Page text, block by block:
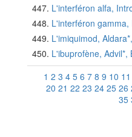
L'interféron alfa,
L'interféron gamma,
L'imiquimod, Aldara*,
L'ibuprofène, Advil*,
1 2 3 4 5 6 7 8 9 10 11
20 21 22 23 24 25 26
35